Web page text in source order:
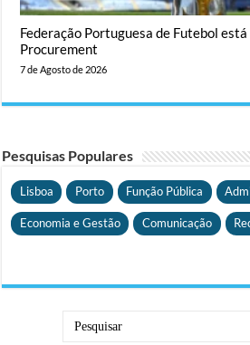
Federação Portuguesa de Futebol
Procurement
7 de Agosto de 2026
Pesquisas Populares
Lisboa Porto Função Pública
Economia e Gestão Comunicação